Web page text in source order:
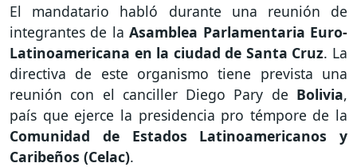
El mandatario habló durante una reunión de
integrantes de laAsamblea Parlamentaria Euro-
Latinoamericana en la ciudad de Santa Cruz. La
directiva de este organismo tiene prevista una
reunión con el canciller Diego Pary de Bolivia,
país que ejerce la presidencia pro témpore de la
Comunidad de Estados Latinoamericanos y
Caribeños (Celac).